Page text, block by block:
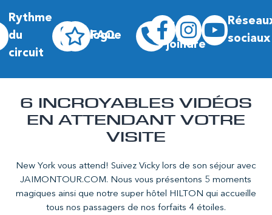
Rythme
du
circuit
Blogue
FAQ
Nous
joindre
sociaux
6 INCROYABLES VIDÉOS
EN ATTENDANT VOTRE
VISITE
New York vous attend! Suivez Vicky lors de son séjour avec
JAIMONTOUR.COM. Nous vous présentons 5 moments
magiques ainsi que notre super hôtel HILTON qui accueille
tous nos passagers de nos forfaits 4 étoiles.